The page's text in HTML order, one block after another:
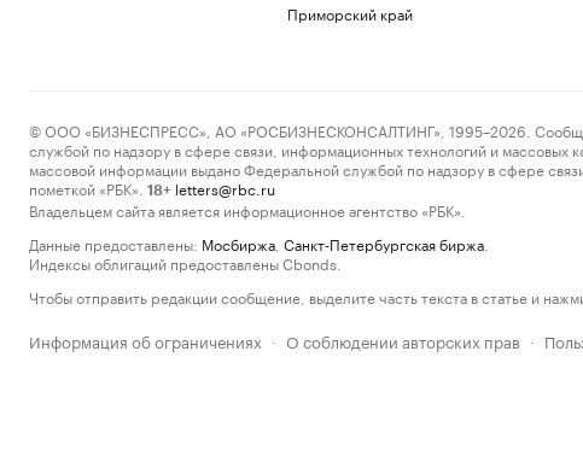
Приморский край
© ООО «БИЗНЕСПРЕСС», АО «РОСБИЗНЕСКОНСАЛТИНГ», 1995–2026.
службой по надзору в сфере связи, информационных технологий и
массовой информации выдано Федеральной службой по надзору в сфере
пометкой «РБК».
18+ letters@rbc.ru
Владельцем сайта является информационное агентство «РБК».
Данные предоставлены: Мосбиржа Санкт-Петербургская биржа
Индексы облигаций предоставлены Cbonds.
Чтобы отправить редакции сообщение, выделите часть текста в статье и
Информация об ограничениях · О соблюдении авторских прав ·